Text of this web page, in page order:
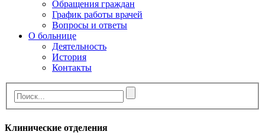
Обращения граждан
График работы врачей
Вопросы и ответы
О больнице
Деятельность
История
Контакты
Клинические отделения